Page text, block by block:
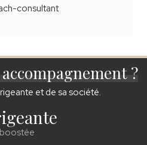
consultant
?
et de sa société.